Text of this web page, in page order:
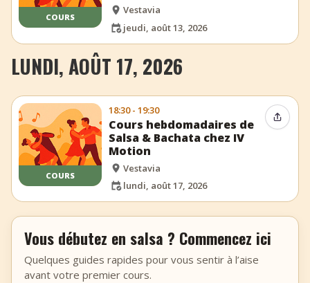
COURS
Vestavia
jeudi, août 13, 2026
LUNDI, AOÛT 17, 2026
COURS
18:30 - 19:30
Cours hebdomadaires de
Salsa & Bachata chez IV
Motion
Vestavia
lundi, août 17, 2026
Vous débutez en salsa ? Commencez ici
Quelques guides rapides pour vous sentir à l’aise
avant votre premier cours.